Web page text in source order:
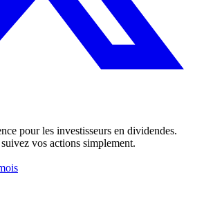
pour les investisseurs en dividendes.
vos actions simplement.